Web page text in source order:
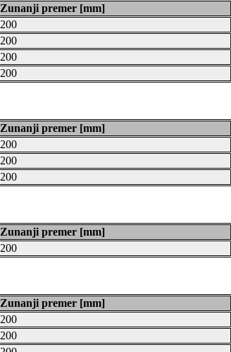
Zunanji premer [mm]
200
200
200
200
Zunanji premer [mm]
200
200
200
Zunanji premer [mm]
200
Zunanji premer [mm]
200
200